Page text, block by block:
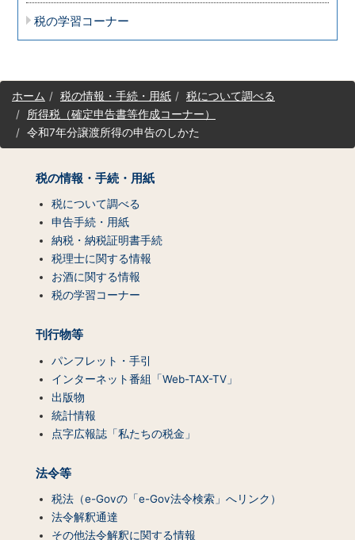
税の学習コーナー
サ
イホーム 税の情報・手続・用紙
税について調べる
所得税（確定申告書等作成コーナー）
令和7年分譲渡所得の申告のしかた
税の情報・手続・用紙
税について調べる
申告手続・用紙
納税・納税証明書手続
税理士に関する情報
お酒に関する情報
税の学習コーナー
刊行物等
パンフレット・手引
インターネット番組「Web-TAX-TV」
出版物
統計情報
点字広報誌「私たちの税金」
法令等
税法（e-Govの「e-Gov法令検索」へリンク）
法令解釈通達
その他法令解釈に関する情報